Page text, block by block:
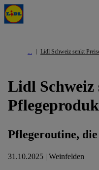
Lidl Schweiz senkt
Lidl Schweiz
Pflegeroutine,
31.10.2025 | Weinfelden